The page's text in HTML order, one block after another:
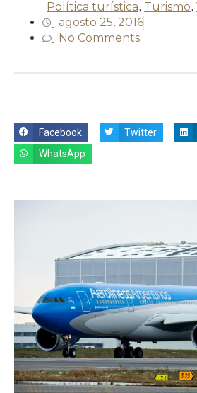
Política turística, Turismo,
agosto 25, 2016
No Comments
Facebook Twitter
WhatsApp